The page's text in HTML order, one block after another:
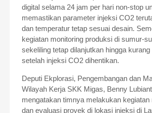
digital selama 24 jam per hari non-stop
memastikan parameter injeksi CO2
dan temperatur tetap sesuai desain.
kegiatan monitoring produksi di sumur-
sekeliling tetap dilanjutkan hingga kurang
setelah injeksi CO2 dihentikan.
Deputi Ekplorasi, Pengembangan dan
Wilayah Kerja SKK Migas, Benny
mengatakan timnya melakukan kegiatan
dan evaluasi proyek di lokasi injeksi di